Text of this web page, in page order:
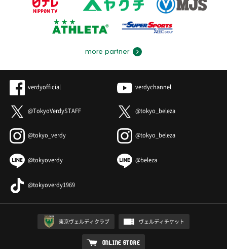
more partner
verdyofficial verdychannel
@TokyoVerdySTAFF @tokyo_beleza
@tokyo_verdy @tokyo_beleza
@tokyoverdy @beleza
@tokyoverdy1969
東京ヴェルディクラブ ヴェルディチケット
ONLINE STORE